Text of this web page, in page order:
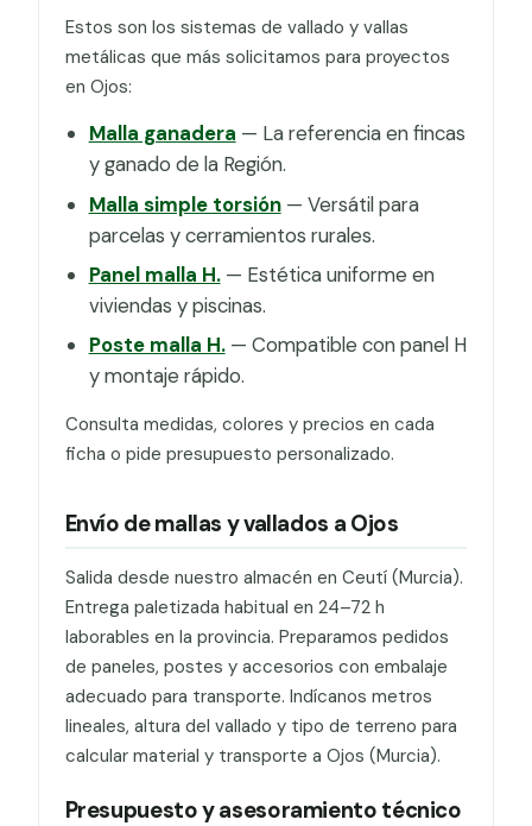
Estos son los sistemas de vallado y vallas
metálicas que más solicitamos para proyectos
en Ojos:
Malla ganadera — La referencia en fincas
y ganado de la Región.
Malla simple torsión— Versátil para
parcelas y cerramientos rurales.
Panel malla H.— Estética uniforme en
viviendas y piscinas.
Poste malla H.— Compatible con panel H
y montaje rápido.
Consulta medidas, colores y precios en cada
ficha o pide presupuesto personalizado.
Envío de mallas y vallados a Ojos
Salida desde nuestro almacén en Ceutí (Murcia).
Entrega paletizada habitual en 24–72 h
laborables en la provincia. Preparamos pedidos
de paneles, postes y accesorios con embalaje
adecuado para transporte. Indícanos metros
lineales, altura del vallado y tipo de terreno para
calcular material y transporte a Ojos (Murcia).
Presupuesto y asesoramiento técnico